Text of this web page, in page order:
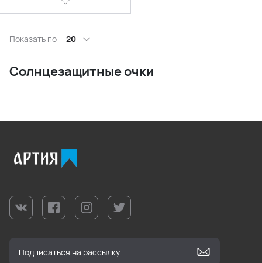
Показать по: 20
Солнцезащитные очки